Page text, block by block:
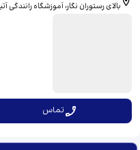
بالای رستوران نگار، آموزشگاه رانندگی
تماس